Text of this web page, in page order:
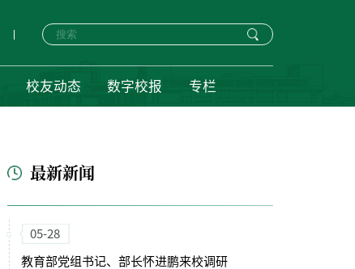
校友动态 数字校报 专栏
最新新闻
05-28
教育部党组书记、部长怀进鹏来校调研